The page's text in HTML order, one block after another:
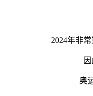
2024年非
奥